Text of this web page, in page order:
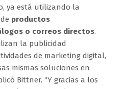
ya está utilizando la
productos
o correos directos.
la publicidad
de marketing digital,
mismas soluciones en
Bittner. “Y gracias a los